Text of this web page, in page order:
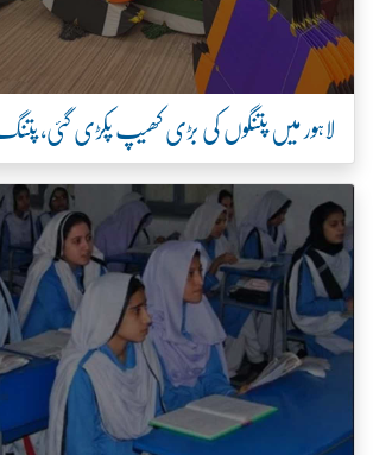
لاہور میں پتنگوں کی بڑی کھیپ پکڑی گئی، پتنگ